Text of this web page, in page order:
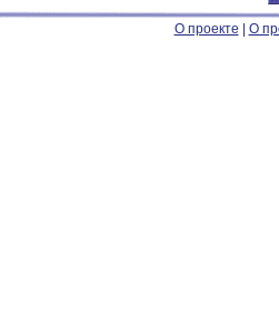
О проекте О